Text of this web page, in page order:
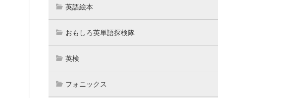
英語絵本
おもしろ英単語探検隊
英検
フォニックス